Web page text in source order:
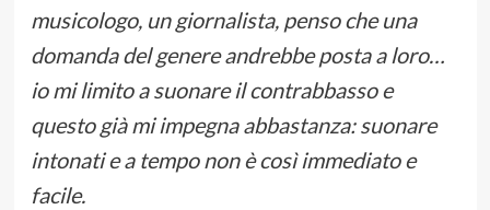
musicologo, un giornalista, penso che una
domanda del genere andrebbe posta a loro…
io mi limito a suonare il contrabbasso e
questo già mi impegna abbastanza: suonare
intonati e a tempo non è così immediato e
facile.